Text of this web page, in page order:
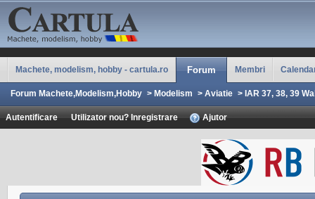
Machete, modelism, hobby - cartula.ro Forum Membri
Forum Machete,Modelism,Hobby > Modelism > Aviatie > IAR 37, 38, 39
Autentificare Utilizator nou? Inregistrare Ajutor